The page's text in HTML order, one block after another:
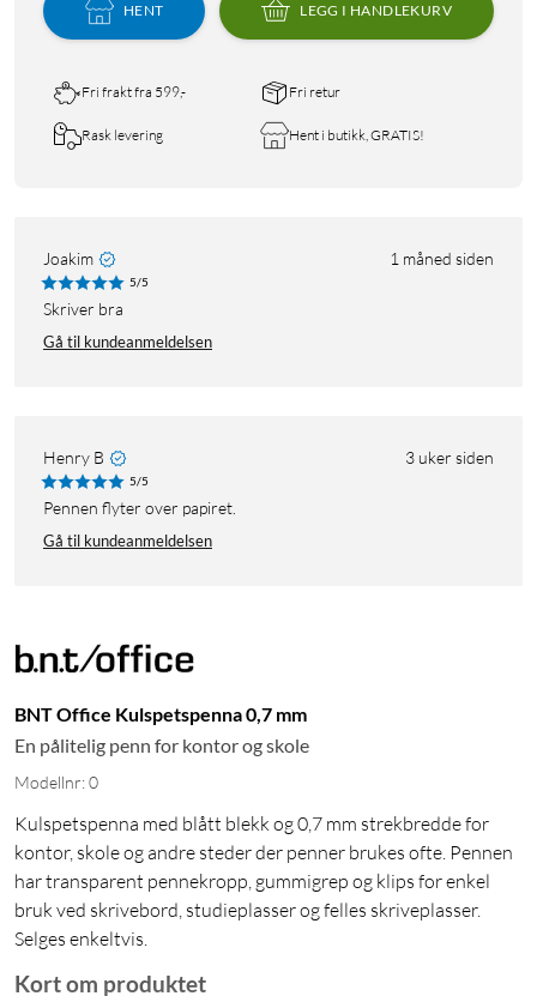
HENT LEGG I HANDLEKURV
Fri frakt fra 599,- Fri retur
Rask levering Hent i butikk, GRATIS!
Joakim 1 måned siden
5/5
Skriver bra
Gå til kundeanmeldelsen
Henry B 3 uker siden
5/5
Pennen flyter over papiret.
Gå til kundeanmeldelsen
BNT Office Kulspetspenna 0,7 mm
En pålitelig penn for kontor og skole
Modellnr: 0
Kulspetspenna med blått blekk og 0,7 mm strekbredde for
kontor, skole og andre steder der penner brukes ofte. Pennen
har transparent pennekropp, gummigrep og klips for enkel
bruk ved skrivebord, studieplasser og felles skriveplasser.
Selges enkeltvis.
Kort om produktet